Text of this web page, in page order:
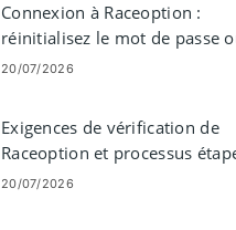
Connexion à Raceoption :
réinitialisez le mot de passe
et accédez à votre compte
20/07/2026
Exigences de vérification de
Raceoption et processus
étape
20/07/2026